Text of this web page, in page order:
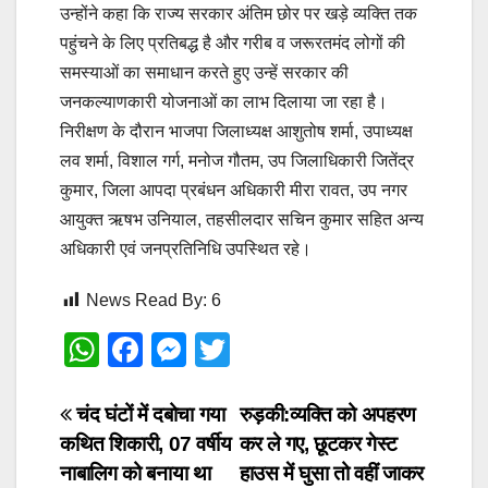
उन्होंने कहा कि राज्य सरकार अंतिम छोर पर खड़े व्यक्ति तक
पहुंचने के लिए प्रतिबद्ध है और गरीब व जरूरतमंद लोगों की
समस्याओं का समाधान करते हुए उन्हें सरकार की
जनकल्याणकारी योजनाओं का लाभ दिलाया जा रहा है।
निरीक्षण के दौरान भाजपा जिलाध्यक्ष आशुतोष शर्मा, उपाध्यक्ष
लव शर्मा, विशाल गर्ग, मनोज गौतम, उप जिलाधिकारी जितेंद्र
कुमार, जिला आपदा प्रबंधन अधिकारी मीरा रावत, उप नगर
आयुक्त ऋषभ उनियाल, तहसीलदार सचिन कुमार सहित अन्य
अधिकारी एवं जनप्रतिनिधि उपस्थित रहे।
News Read By: 6
W
at
s
F
c
e
M
ss
e
tt
er
Post
navigation
रुड़की:व्यक्ति को अपहरण
कर ले गए, छूटकर गेस्ट
हाउस में घुसा तो वहीं जाकर
चंद घंटों में दबोचा गया
कथित शिकारी, 07 वर्षीय
नाबालिग को बनाया था